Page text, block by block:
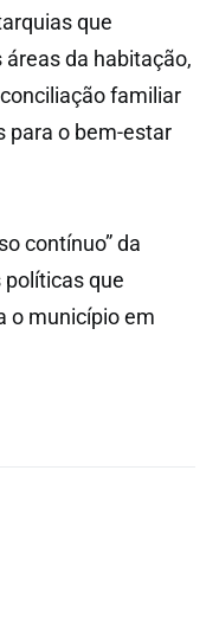
que
da habitação,
familiar
para o bem-estar
contínuo” da
que
o município em